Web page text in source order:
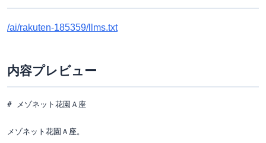
/ai/rakuten-185359/llms.txt
内容プレビュー
# メゾネット花園Ａ座
メゾネット花園Ａ座。